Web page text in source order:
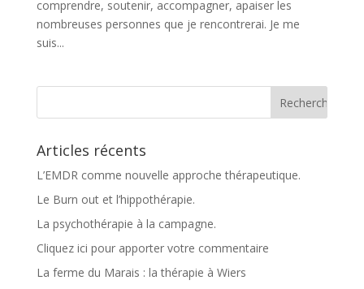
comprendre, soutenir, accompagner, apaiser les
nombreuses personnes que je rencontrerai. Je me
suis...
Articles récents
L’EMDR comme nouvelle approche thérapeutique.
Le Burn out et l’hippothérapie.
La psychothérapie à la campagne.
Cliquez ici pour apporter votre commentaire
La ferme du Marais : la thérapie à Wiers